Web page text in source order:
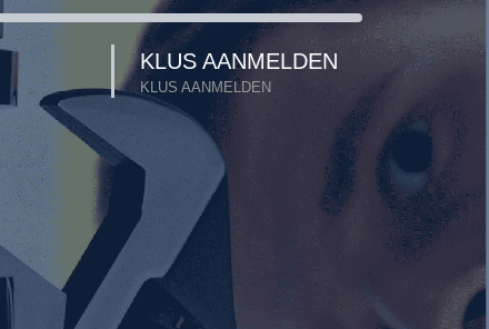
KLUS AANMELDEN
KLUS AANMELDEN